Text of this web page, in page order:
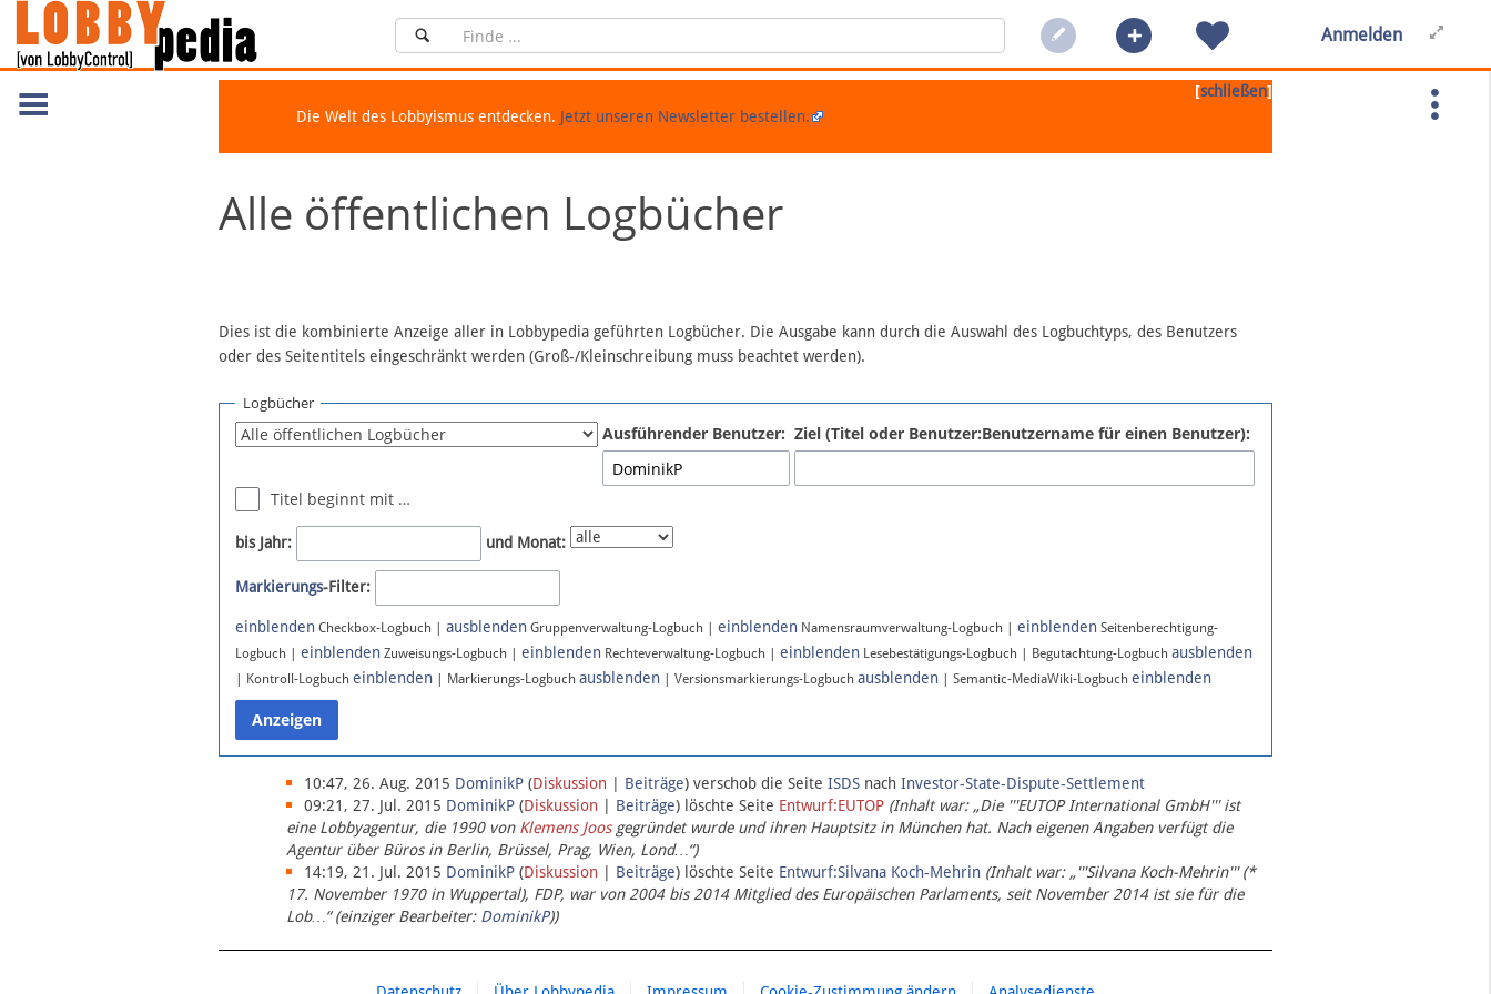
Anmelden
[schließen]
Die Welt des Lobbyismus entdecken. Jetzt unseren Newsletter bestellen.
Alle öffentlichen Logbücher
Dies ist die kombinierte Anzeige aller in Lobbypedia geführten Logbücher. Die Ausgabe kann durch die Auswahl des Logbuchtyps, des Benutzers
oder des Seitentitels eingeschränkt werden (Groß-/Kleinschreibung muss beachtet werden).
Logbücher
Ausführender Benutzer: Ziel (Titel oder Benutzer:Benutzername für einen Benutzer):
Titel beginnt mit …
bis Jahr: und Monat:
Markierungs-Filter:
einblenden Checkbox-Logbuch | ausblenden Gruppenverwaltung-Logbuch | einblenden Namensraumverwaltung-Logbuch | einblenden Seitenberechtigung-
Logbuch | einblenden Zuweisungs-Logbuch | einblenden Rechteverwaltung-Logbuch | einblenden Lesebestätigungs-Logbuch | Begutachtung-Logbuch ausblenden
| Kontroll-Logbuch einblenden | Markierungs-Logbuch ausblenden | Versionsmarkierungs-Logbuch ausblenden | Semantic-MediaWiki-Logbuch einblenden
10:47, 26. Aug. 2015 DominikP (Diskussion | Beiträge) verschob die Seite ISDS nach Investor-State-Dispute-Settlement
09:21, 27. Jul. 2015 DominikP (Diskussion | Beiträge) löschte Seite Entwurf:EUTOP (Inhalt war: „Die '''EUTOP International GmbH''' ist
eine Lobbyagentur, die 1990 von Klemens Joosgegründet wurde und ihren Hauptsitz in München hat. Nach eigenen Angaben verfügt die
Agentur über Büros in Berlin, Brüssel, Prag, Wien, Lond…“)
14:19, 21. Jul. 2015 DominikP (Diskussion | Beiträge) löschte Seite Entwurf:Silvana Koch-Mehrin (Inhalt war: „'''Silvana Koch-Mehrin''' (*
17. November 1970 in Wuppertal), FDP, war von 2004 bis 2014 Mitglied des Europäischen Parlaments, seit November 2014 ist sie für die
Lob…“ (einziger Bearbeiter: DominikP))